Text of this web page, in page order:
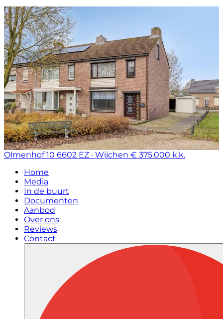
Olmenhof 10 6602 EZ · Wijchen € 375.000 k.k.
Home
Media
In de buurt
Documenten
Aanbod
Over ons
Reviews
Contact